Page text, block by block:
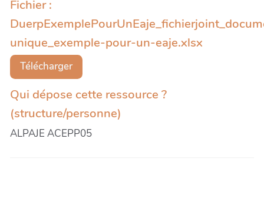
Fichier :
unique_exemple-pour-un-eaje.xlsx
Télécharger
Qui dépose cette ressource ?
(structure/personne)
ALPAJE ACEPP05